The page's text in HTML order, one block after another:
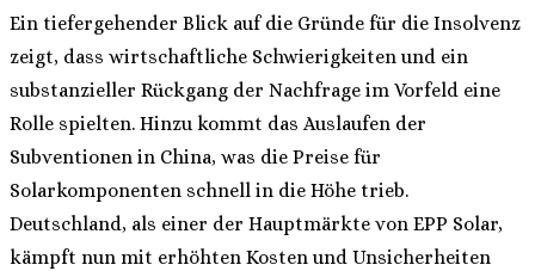
Ein tiefergehender Blick auf die Gründe für die Insolvenz
zeigt, dass wirtschaftliche Schwierigkeiten und ein
substanzieller Rückgang der Nachfrage im Vorfeld eine
Rolle spielten. Hinzu kommt das Auslaufen der
Subventionen in China, was die Preise für
Solarkomponenten schnell in die Höhe trieb.
Deutschland, als einer der Hauptmärkte von EPP Solar,
kämpft nun mit erhöhten Kosten und Unsicherheiten